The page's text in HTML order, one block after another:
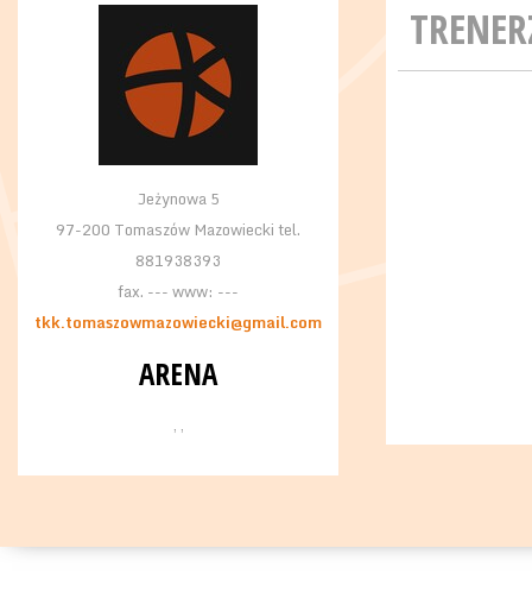
Jeżynowa 5
97-200 Tomaszów Mazowiecki tel.
881938393
fax. --- www: ---
tkk.tomaszowmazowiecki@gmail.com
ARENA
, ,